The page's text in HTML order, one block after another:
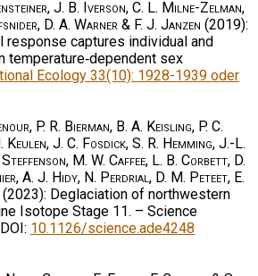
J. B. Iverson, C. L. Milne-Zelman,
D. A. Warner & F. J. Janzen (2019):
response captures individual and
temperature‐dependent sex
Ecology 33(10): 1928-1939 oder
P. R. Bierman, B. A. Keisling, P. C.
Keulen, J. C. Fosdick, S. R. Hemming, J.-L.
M. W. Caffee, L. B. Corbett, D.
A. J. Hidy, N. Perdrial, D. M. Peteet, E.
(2023): Deglaciation of northwestern
Isotope Stage 11. – Science
10.1126/science.ade4248